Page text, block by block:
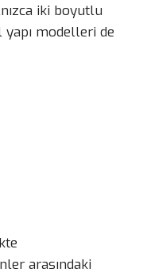
iki boyutlu
modelleri de
arasındaki